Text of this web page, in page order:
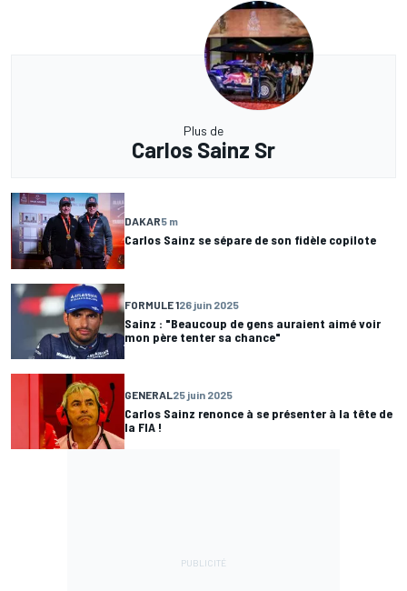
Plus de
Carlos Sainz Sr
DAKAR5 m
Carlos Sainz se sépare de son fidèle copilote
FORMULE 126 juin 2025
Sainz : "Beaucoup de gens auraient aimé voir
mon père tenter sa chance"
GENERAL25 juin 2025
Carlos Sainz renonce à se présenter à la tête de
la FIA !